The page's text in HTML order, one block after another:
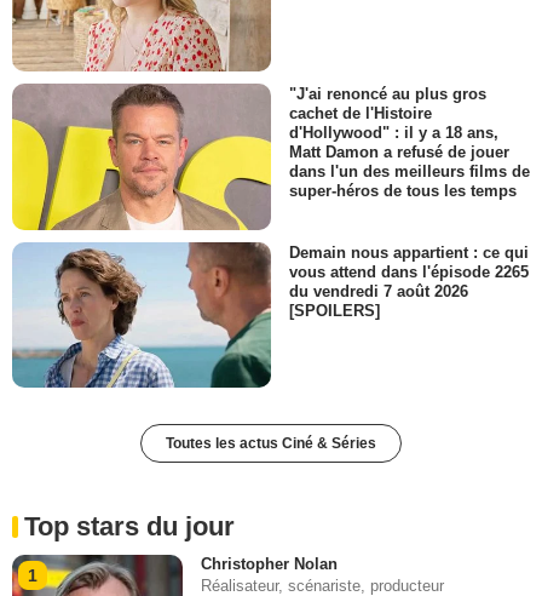
"J'ai renoncé au plus gros
cachet de l'Histoire
d'Hollywood" : il y a 18 ans,
Matt Damon a refusé de jouer
dans l'un des meilleurs films de
super-héros de tous les temps
Demain nous appartient : ce qui
vous attend dans l'épisode 2265
du vendredi 7 août 2026
[SPOILERS]
Toutes les actus Ciné & Séries
Top stars du jour
1
Christopher Nolan
Réalisateur, scénariste, producteur